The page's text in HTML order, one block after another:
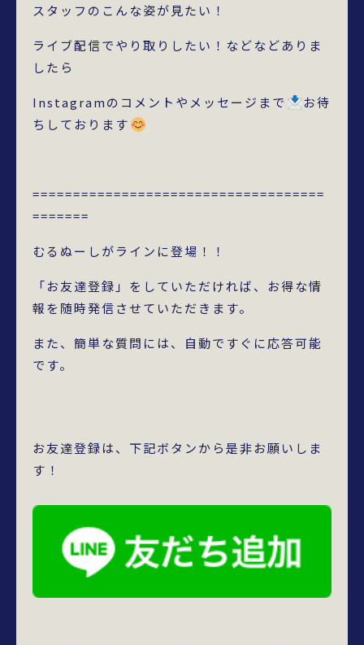
スタッフのこんな姿が見たい！
ライブ配信でやり取りしたい！などなどありま
したら
Instagramのコメントやメッセージまで
お待
ちしております
====================================
=======
むるぬーしがラインに登場！！
「お友達登録」をしていただければ、お得な情
報を随時発信させていただきます。
また、簡単な質問には、自動ですぐに応答可能
です。
お友達登録は、下記ボタンから是非お願いしま
す！